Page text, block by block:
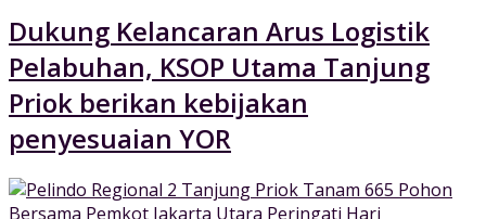
Dukung Kelancaran Arus Logistik
Pelabuhan, KSOP Utama Tanjung
Priok berikan kebijakan
penyesuaian YOR